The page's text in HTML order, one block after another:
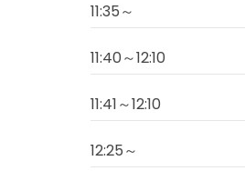
11:35～
11:40～12:10
11:41～12:10
12:25～